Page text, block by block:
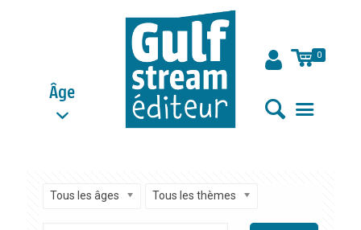
Âge
0
Tous les âges Tous les thèmes